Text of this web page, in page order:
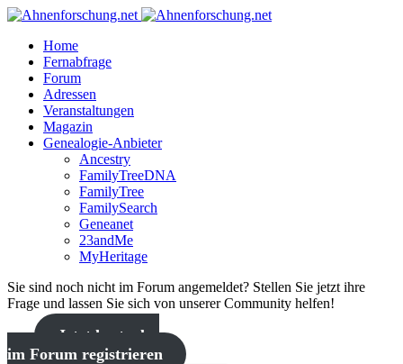
Home
Fernabfrage
Forum
Adressen
Veranstaltungen
Magazin
Genealogie-Anbieter
Ancestry
FamilyTreeDNA
FamilyTree
FamilySearch
Geneanet
23andMe
MyHeritage
Sie sind noch nicht im Forum angemeldet? Stellen Sie jetzt ihre
Frage und lassen Sie sich von unserer Community helfen!
Jetzt kostenlos
im Forum registrieren